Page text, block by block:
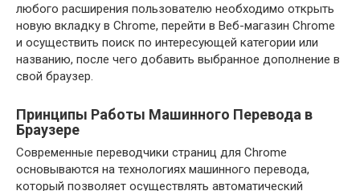
любого расширения пользователю необходимо открыть
новую вкладку в Chrome, перейти в Веб-магазин Chrome
и осуществить поиск по интересующей категории или
названию, после чего добавить выбранное дополнение в
свой браузер.
Принципы Работы Машинного Перевода в
Браузере
Современные переводчики страниц для Chrome
основываются на технологиях машинного перевода,
который позволяет осуществлять автоматический